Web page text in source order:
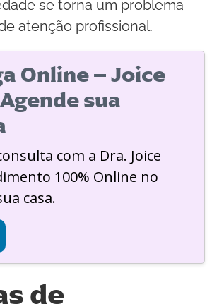
se torna um problema
atenção profissional.
Online – Joice
sua
com a Dra. Joice
100% Online no
casa.
de